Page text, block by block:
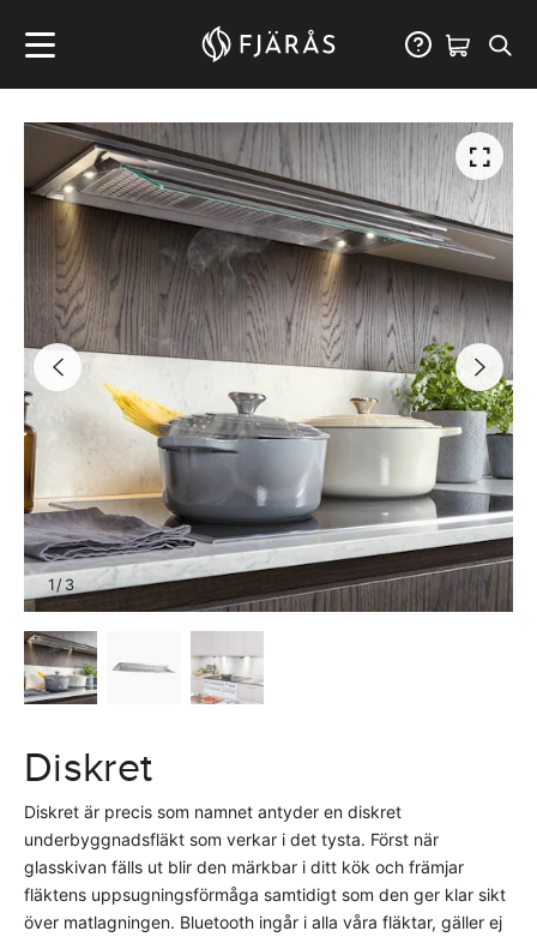
1/ 3
Diskret
Diskret är precis som namnet antyder en diskret
underbyggnadsfläkt som verkar i det tysta. Först när
glasskivan fälls ut blir den märkbar i ditt kök och främjar
fläktens uppsugningsförmåga samtidigt som den ger klar sikt
över matlagningen. Bluetooth ingår i alla våra fläktar, gäller ej